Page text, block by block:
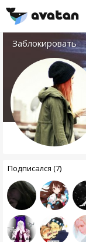
Заблокировать
Подписался (7)